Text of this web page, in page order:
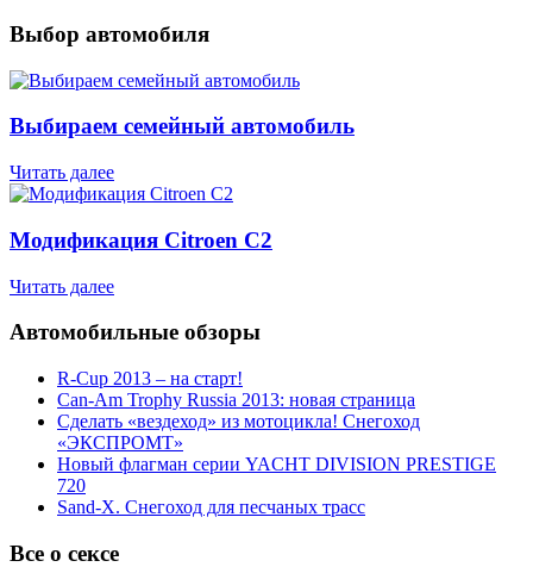
Выбор автомобиля
Выбираем семейный автомобиль
Читать далее
Модификация Citroen С2
Читать далее
Автомобильные обзоры
R-Cup 2013 – на старт!
Can-Am Trophy Russia 2013: новая страница
Сделать «вездеход» из мотоцикла! Снегоход
«ЭКСПРОМТ»
Новый флагман серии YACHT DIVISION PRESTIGE
720
Sand-X. Снегоход для песчаных трасс
Все о сексе